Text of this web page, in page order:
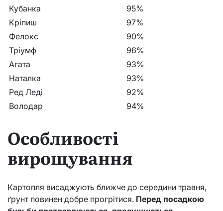
Кубанка
95%
Кріпиш
97%
Фелокс
90%
Тріумф
96%
Агата
93%
Наталка
93%
Ред Леді
92%
Володар
94%
Особливості
вирощування
Картопля висаджують ближче до середини травня,
ґрунт повинен добре прогрітися. Перед посадкою